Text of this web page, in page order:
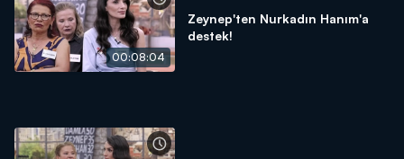
00:08:04
Zeynep'ten Nurkadın Hanım'a
destek!